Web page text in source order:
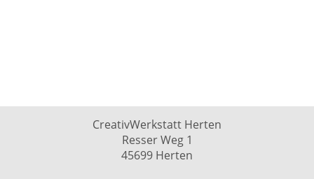
CreativWerkstatt Herten
Resser Weg 1
45699 Herten